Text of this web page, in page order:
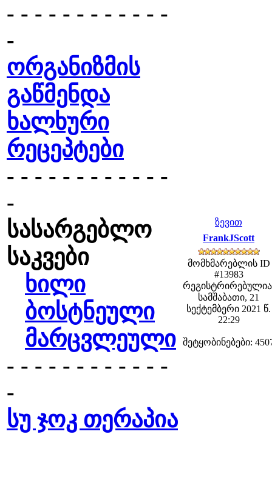
- - - - - - - - - - - -
-
ორგანიზმის
გაწმენდა
ხალხური
რეცეპტები
- - - - - - - - - - - -
-
სასარგებლო
საკვები
ხილი
ბოსტნეული
მარცვლეული
- - - - - - - - - - - -
-
სუ ჯოკ თერაპია
ზევით
FrankJScott
მომხმარებლის ID
#13983
სამშაბათი, 21
სექტემბერი 2021 წ.
22:29
შეტყობინებები: